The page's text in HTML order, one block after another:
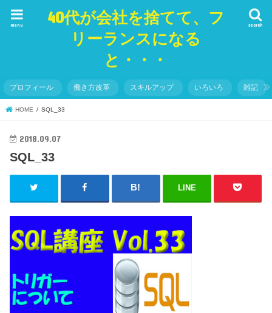
40代が会社を捨てて、フ
リーランスになる
と・・・
search
menu
プロフィール 働き方改革 スキルアップ いろいろ 雑記
HOME SQL_33
2018.09.07
SQL_33
LINE